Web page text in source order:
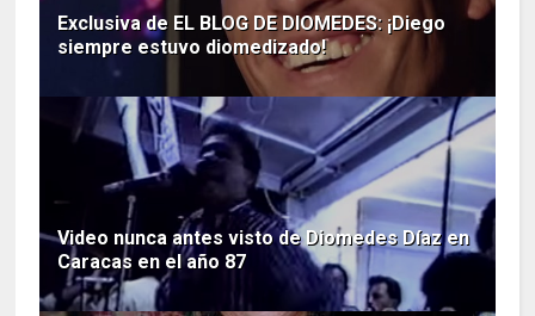
Exclusiva de EL BLOG DE DIOMEDES: ¡Diego
siempre estuvo diomedizado!
Video nunca antes visto de Diomedes Díaz en
Caracas en el año 87